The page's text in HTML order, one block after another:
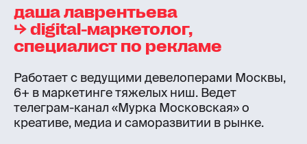
даша лаврентьева
⮡ digital-маркетолог,
специалист по рекламе
Работает с ведущими девелоперами Москвы,
6+ в маркетинге тяжелых ниш. Ведет
телеграм-канал «Мурка Московская» о
креативе, медиа и саморазвитии в рынке.